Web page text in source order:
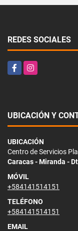
REDES SOCIALES
FacebookInstagram
UBICACIÓN Y
UBICACIÓN
Centro de Servicios
Caracas - Miranda -
MÓVIL
+584141514151
TELÉFONO
+584141514151
EMAIL